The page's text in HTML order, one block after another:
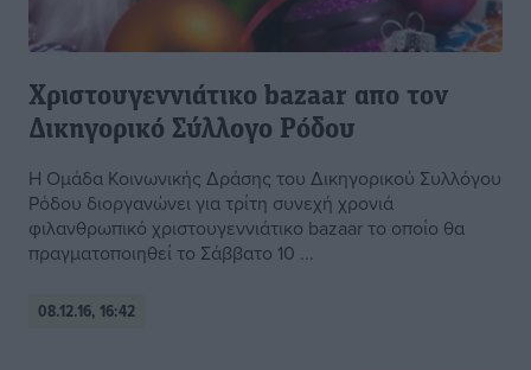
Χριστουγεννιάτικο bazaar απο τον
Δικηγορικό Σύλλογο Ρόδου
Η Ομάδα Κοινωνικής Δράσης του Δικηγορικού Συλλόγου
Ρόδου διοργανώνει για τρίτη συνεχή χρονιά
φιλανθρωπικό χριστουγεννιάτικο bazaar το οποίο θα
πραγματοποιηθεί το Σάββατο 10 ...
08.12.16, 16:42